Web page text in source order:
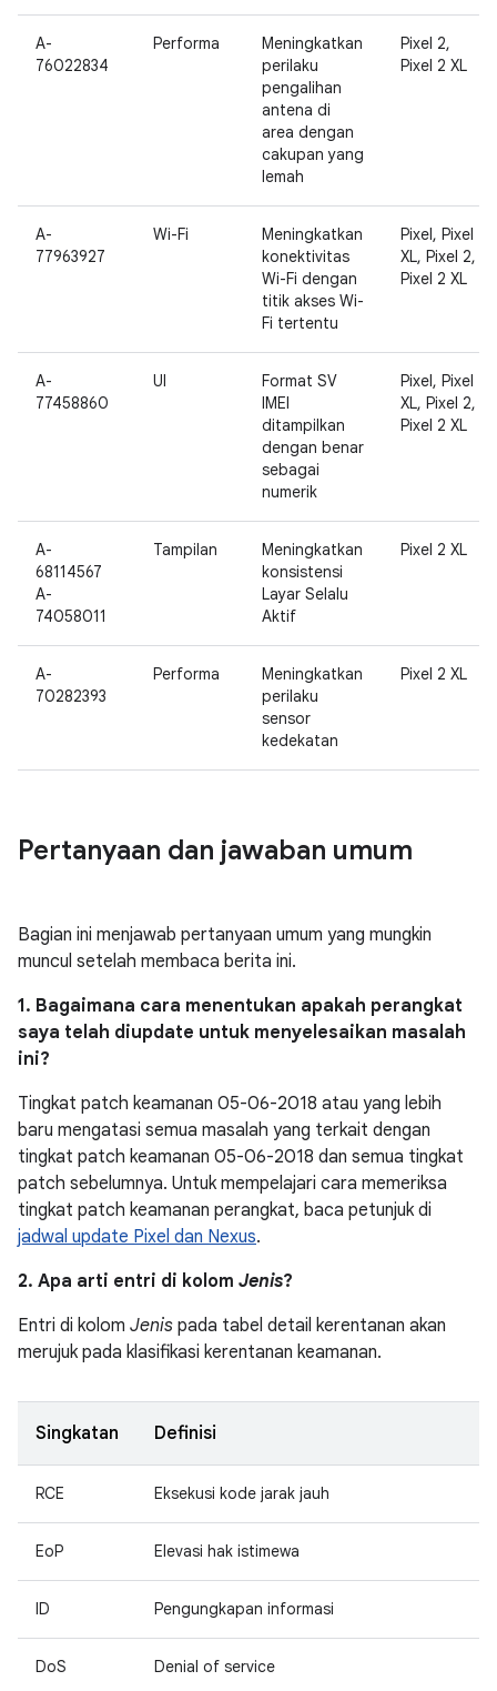
A-
76022834
Performa
Meningkatkan
perilaku
pengalihan
antena di
area dengan
cakupan yang
lemah
Pixel 2,
Pixel 2 XL
A-
77963927
Wi-Fi
Meningkatkan
konektivitas
Wi-Fi dengan
titik akses Wi-
Fi tertentu
Pixel, Pixel
XL, Pixel 2,
Pixel 2 XL
A-
77458860
UI
Format SV
IMEI
ditampilkan
dengan benar
sebagai
numerik
Pixel, Pixel
XL, Pixel 2,
Pixel 2 XL
A-
68114567
A-
74058011
Tampilan
Meningkatkan
konsistensi
Layar Selalu
Aktif
Pixel 2 XL
A-
70282393
Performa
Meningkatkan
perilaku
sensor
kedekatan
Pixel 2 XL
Pertanyaan dan jawaban umum
Bagian ini menjawab pertanyaan umum yang mungkin
muncul setelah membaca berita ini.
1. Bagaimana cara menentukan apakah perangkat
saya telah diupdate untuk menyelesaikan masalah
ini?
Tingkat patch keamanan 05-06-2018 atau yang lebih
baru mengatasi semua masalah yang terkait dengan
tingkat patch keamanan 05-06-2018 dan semua tingkat
patch sebelumnya. Untuk mempelajari cara memeriksa
tingkat patch keamanan perangkat, baca petunjuk di
jadwal update Pixel dan Nexus.
2. Apa arti entri di kolom Jenis?
Entri di kolom Jenis pada tabel detail kerentanan akan
merujuk pada klasifikasi kerentanan keamanan.
Singkatan Definisi
RCE Eksekusi kode jarak jauh
EoP Elevasi hak istimewa
ID Pengungkapan informasi
DoS Denial of service